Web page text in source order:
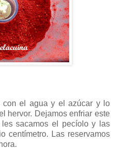
con el agua y el azúcar y lo
hervor. Dejamos enfriar este
sacamos el pecíolo y las
centímetro. Las reservamos